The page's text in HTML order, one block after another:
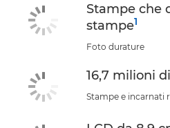
Stampe che
stampe1
Foto durature
16,7 milioni
Stampe e incarnati